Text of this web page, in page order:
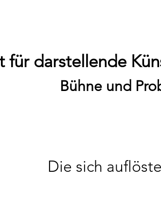
für darstellende
Bühne und
Die sich